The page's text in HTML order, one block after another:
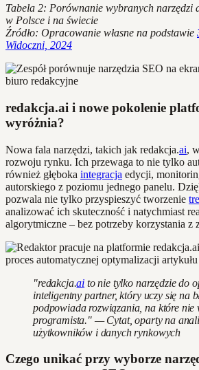
Tabela 2: Porównanie wybranych narzędzi
w Polsce i na świecie
Źródło: Opracowanie własne na podstawie
Widoczni, 2024
redakcja.ai i nowe pokolenie
wyróżnia?
Nowa fala narzędzi, takich jak redakcja.ai,
rozwoju rynku. Ich przewaga to nie tylko
również głęboka integracja edycji,
autorskiego z poziomu jednego panelu.
pozwala nie tylko przyspieszyć tworzenie tre
analizować ich skuteczność i natychmiast
algorytmiczne – bez potrzeby korzystania z
"redakcja.ai to nie tylko narzędzie do
inteligentny partner, który uczy się na
podpowiada rozwiązania, na które nie
programista." — Cytat, oparty na
użytkowników i danych rynkowych
Czego unikać przy wyborze